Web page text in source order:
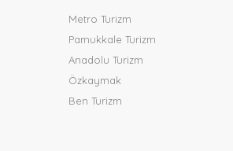
Metro Turizm
Pamukkale Turizm
Anadolu Turizm
Özkaymak
Ben Turizm